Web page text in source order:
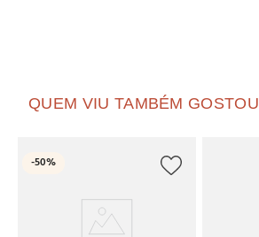
QUEM VIU TAMBÉM GOSTOU
-50%